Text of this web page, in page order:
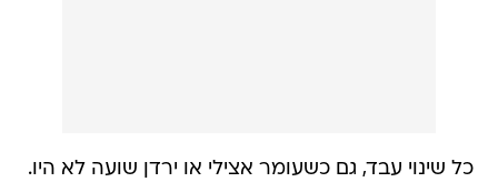
כל שינוי עבד, גם כשעומר אצילי או ירדן שועה לא היו.